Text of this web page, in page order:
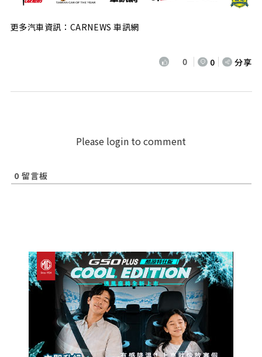
更多汽車資訊：CARNEWS 車訊網
0 0 分享
Please login to comment
0 留言板